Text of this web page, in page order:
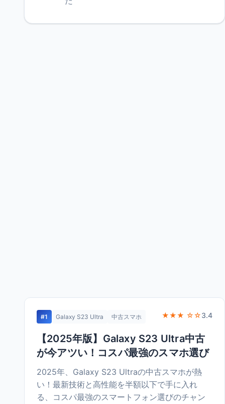
#1 Galaxy S23 Ultra 中古スマホ ★★★ ☆☆3.4
【2025年版】Galaxy S23 Ultra中古
が今アツい！コスパ最強のスマホ選び
2025年、Galaxy S23 Ultraの中古スマホが熱
い！最新技術と高性能を半額以下で手に入れ
る、コスパ最強のスマートフォン選びのチャン